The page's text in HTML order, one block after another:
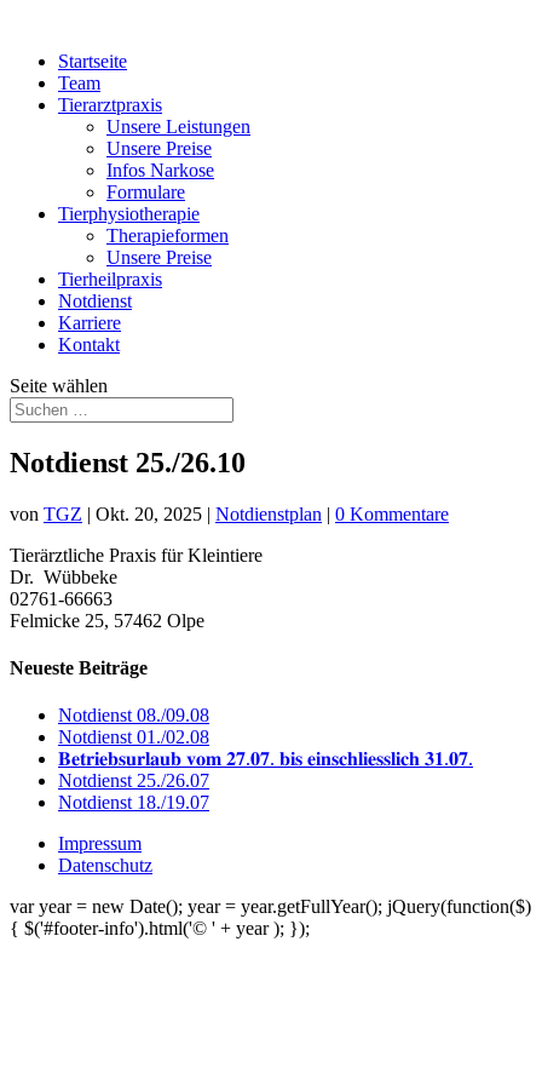
Startseite
Team
Tierarztpraxis
Unsere Leistungen
Unsere Preise
Infos Narkose
Formulare
Tierphysiotherapie
Therapieformen
Unsere Preise
Tierheilpraxis
Notdienst
Karriere
Kontakt
Seite wählen
Notdienst 25./26.10
von TGZ | Okt. 20, 2025 | Notdienstplan | 0 Kommentare
Tierärztliche Praxis für Kleintiere
Dr. Wübbeke
02761-66663
Felmicke 25, 57462 Olpe
Neueste Beiträge
Notdienst 08./09.08
Notdienst 01./02.08
𝐁𝐞𝐭𝐫𝐢𝐞𝐛𝐬𝐮𝐫𝐥𝐚𝐮𝐛 𝐯𝐨𝐦 𝟐𝟕.𝟎𝟕. 𝐛𝐢𝐬 𝐞𝐢𝐧𝐬𝐜𝐡𝐥𝐢𝐞𝐬𝐬𝐥𝐢𝐜𝐡 𝟑𝟏.𝟎𝟕.
Notdienst 25./26.07
Notdienst 18./19.07
Impressum
Datenschutz
var year = new Date(); year = year.getFullYear(); jQuery(function($)
{ $('#footer-info').html('© ' + year ); });